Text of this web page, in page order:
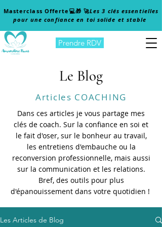
Masterclass Offerte 💻🎁 🚀Les 3 clés essentielles
pour une confiance en toi solide et stable
Prendre RDV
Le Blog
Articles COACHING
Dans ces articles je vous partage mes
clés de coach. Sur la confiance en soi et
le fait d'oser, sur le bonheur au travail,
les entretiens d'embauche ou la
reconversion professionnelle, mais aussi
sur la communication et les relations.
Bref, des outils pour plus
d'épanouissement dans votre quotidien !
Les Articles de Blog